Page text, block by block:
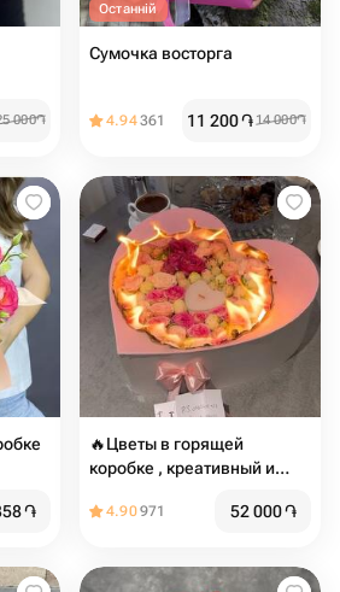
000֏
Останній
Сумочка восторга
4.94361 11 200֏14 000֏
֏
🔥Цветы в горящей
коробке , креативный и
4.90971 52 000֏